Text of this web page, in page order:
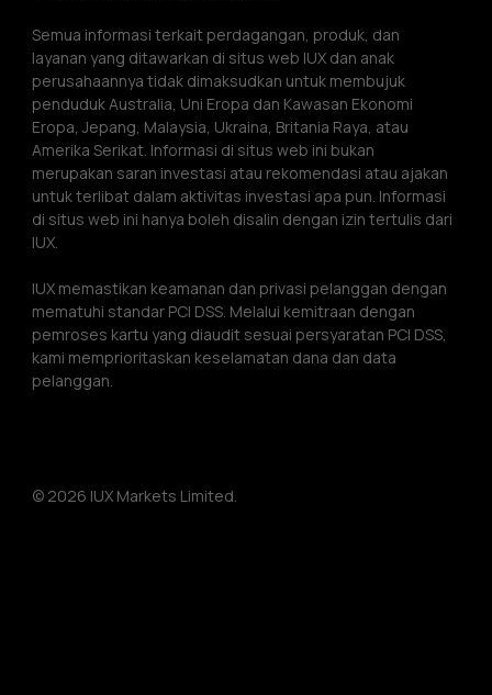
Semua informasi terkait perdagangan, produk, dan
layanan yang ditawarkan di situs web IUX dan anak
perusahaannya tidak dimaksudkan untuk membujuk
penduduk Australia, Uni Eropa dan Kawasan Ekonomi
Eropa, Jepang, Malaysia, Ukraina, Britania Raya, atau
Amerika Serikat. Informasi di situs web ini bukan
merupakan saran investasi atau rekomendasi atau ajakan
untuk terlibat dalam aktivitas investasi apa pun. Informasi
di situs web ini hanya boleh disalin dengan izin tertulis dari
IUX.
IUX memastikan keamanan dan privasi pelanggan dengan
mematuhi standar PCI DSS. Melalui kemitraan dengan
pemroses kartu yang diaudit sesuai persyaratan PCI DSS,
kami memprioritaskan keselamatan dana dan data
pelanggan.
© 2026 IUX Markets Limited.